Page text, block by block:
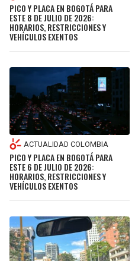
PICO Y PLACA EN BOGOTÁ PARA
ESTE 8 DE JULIO DE 2026:
HORARIOS, RESTRICCIONES Y
VEHÍCULOS EXENTOS
ACTUALIDAD COLOMBIA
PICO Y PLACA EN BOGOTÁ PARA
ESTE 6 DE JULIO DE 2026:
HORARIOS, RESTRICCIONES Y
VEHÍCULOS EXENTOS